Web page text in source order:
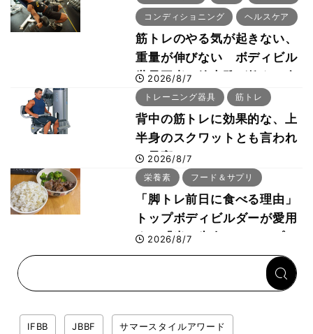
コンディショニング ヘルスケア
筋トレのやる気が起きない、
重量が伸びない ボディビル
世界王者・鈴木雅が教える食
事・睡眠・呼吸の整え方
2026/8/7
トレーニング器具 筋トレ
背中の筋トレに効果的な、上
半身のスクワットとも言われ
た最高マシン“ノーチラス・
プルオーバーマシン”とは？
2026/8/7
栄養素 フード＆サプリ
「脚トレ前日に食べる理由」
トップボディビルダーが愛用
する「米＋牛肉」のシンプル
回復メシとは？
2026/8/7
IFBB JBBF サマースタイルアワード